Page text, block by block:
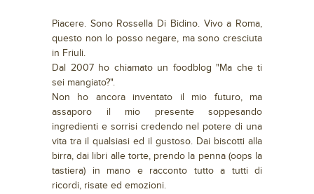
Piacere. Sono Rossella Di Bidino. Vivo a Roma,
questo non lo posso negare, ma sono cresciuta
in Friuli.
Dal 2007 ho chiamato un foodblog "Ma che ti
sei mangiato?".
Non ho ancora inventato il mio futuro, ma
assaporo il mio presente soppesando
ingredienti e sorrisi credendo nel potere di una
vita tra il qualsiasi ed il gustoso. Dai biscotti alla
birra, dai libri alle torte, prendo la penna (oops la
tastiera) in mano e racconto tutto a tutti di
ricordi, risate ed emozioni.